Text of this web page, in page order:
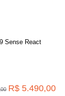
Sense React
R$ 5.490,00